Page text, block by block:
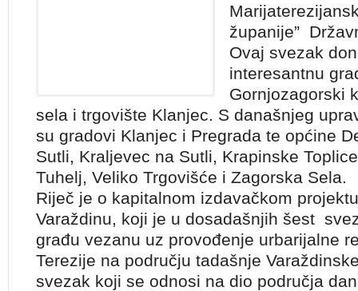
županije”
Ovaj svezak
interesantnu
Gornjozagorski
sela i trgovište Klanjec. S današnjeg
su gradovi Klanjec i Pregrada te općine
Sutli, Kraljevec na Sutli, Krapinske
Tuhelj, Veliko Trgovišće i Zagorska Sela.
Riječ je o kapitalnom izdavačkom
Varaždinu, koji je u dosadašnjih šest
građu vezanu uz provođenje urbarijalne
Terezije na području tadašnje
svezak koji se odnosi na dio područja